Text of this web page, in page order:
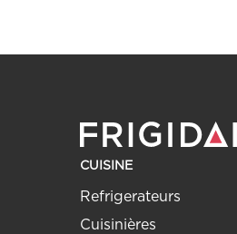
CUISINE
Refrigerateurs
Cuisinières